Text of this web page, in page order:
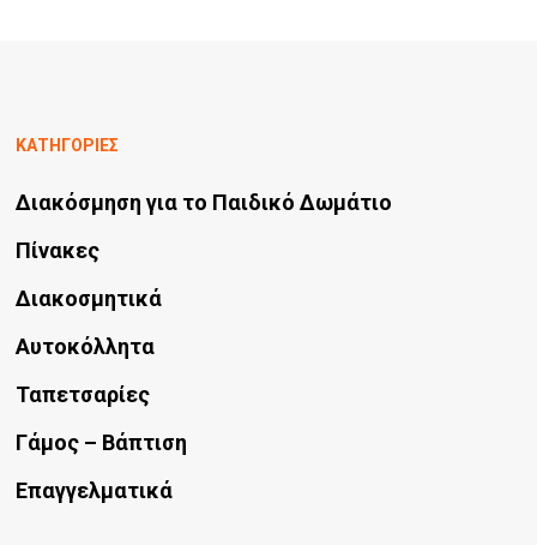
ΚΑΤΗΓΟΡΙΕΣ
Διακόσμηση για το Παιδικό Δωμάτιο
Πίνακες
Διακοσμητικά
Αυτοκόλλητα
Ταπετσαρίες
Γάμος – Βάπτιση
Επαγγελματικά